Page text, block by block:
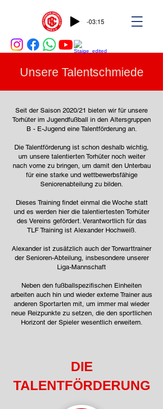
-03:15
Unsere Talentschmiede
Seit der Saison 2020/21 bieten wir für unsere
Torhüter im Jugendfußball in den Altersgruppen
B - E-Jugend eine Talentförderung an.
Die Talentförderung ist schon deshalb wichtig,
um unsere talentierten Torhüter noch weiter
nach vorne zu bringen, um damit den Unterbau
für eine starke und wettbewerbsfähige
Seniorenabteilung zu bilden.
Dieses Training findet einmal die Woche statt
und es werden hier die talentiertesten Torhüter
des Vereins gefördert. Verantwortlich für das
TLF Training ist Alexander Hochweiß.
Alexander ist zusätzlich auch der Torwarttrainer
der Senioren-Abteilung, insbesondere unserer
Liga-Mannschaft
Neben den fußballspezifischen Einheiten
arbeiten auch hin und wieder externe Trainer aus
anderen Sportarten mit, um immer mal wieder
neue Reizpunkte zu setzen, die den sportlichen
Horizont der Spieler wesentlich erweitern.
DIE
TALENTFÖRDERUNG